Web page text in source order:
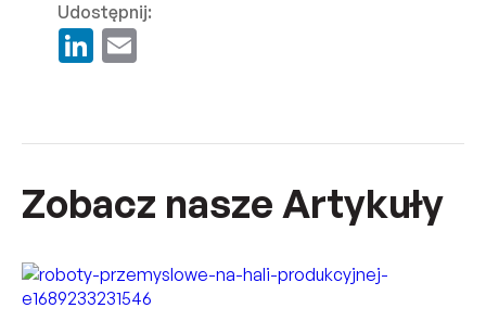
Udostępnij:
LinkedIn
Zobacz nasze Artykuły